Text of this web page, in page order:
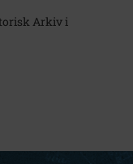
Arkiv i